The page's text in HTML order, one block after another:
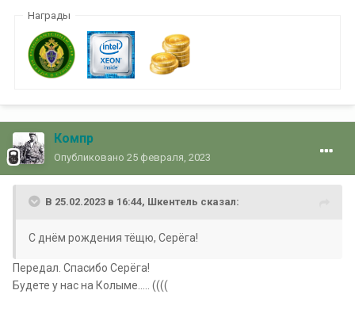
Награды
Компр
Опубликовано 25 февраля, 2023
В 25.02.2023 в 16:44, Шкентель сказал:
С днём рождения тёщю, Серёга!
Передал. Спасибо Серёга!
Будете у нас на Колыме..... ((((